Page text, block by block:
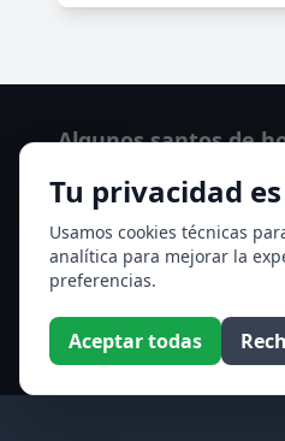
Tu privacidad
Usamos cookies técnicas
analítica para mejorar la
preferencias.
Aceptar todas
Algunos santos de
San Cayetano de Thiene
San Sixto II papa
Ver todos los santos de